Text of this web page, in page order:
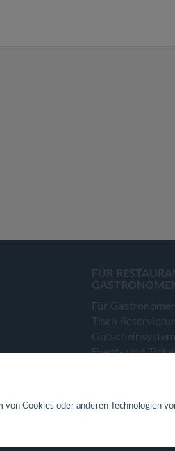
FÜR
Für Gastronomen
Tisch
Event- und
Webseiten für
Cookies oder anderen Technologien